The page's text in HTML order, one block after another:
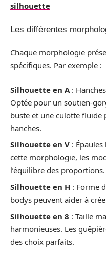
silhouette
Les différentes
Chaque morphologie
spécifiques. Par exemple :
Silhouette en A :
Optée pour un soutien-
buste et une culotte
hanches.
Silhouette en V :
cette morphologie, les
l’équilibre des proportions.
Silhouette en H : Forme
bodys peuvent aider à
Silhouette en 8 : Taille
harmonieuses. Les
des choix parfaits.